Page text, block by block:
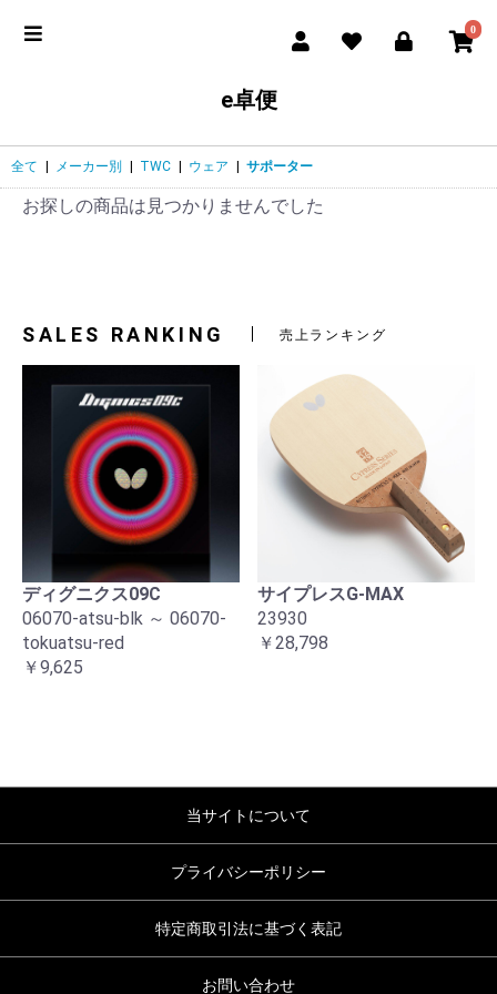
0
e卓便
全て メーカー別 TWC ウェア サポーター
お探しの商品は見つかりませんでした
SALES RANKING 売上ランキング
ディグニクス09C
06070-atsu-blk ～ 06070-
tokuatsu-red
￥9,625
サイプレスG-MAX
23930
￥28,798
当サイトについて
プライバシーポリシー
特定商取引法に基づく表記
お問い合わせ